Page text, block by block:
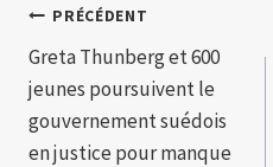
Navigation
de
l’article
PRÉCÉDENT
Greta Thunberg et 600
jeunes poursuivent le
gouvernement suédois
en justice pour manque